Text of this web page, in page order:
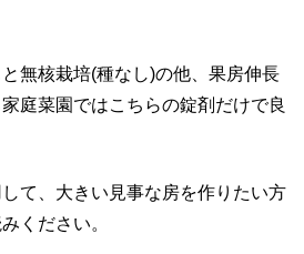
無核栽培(種なし)の他、果房伸長
庭菜園ではこちらの錠剤だけで良
して、大きい見事な房を作りたい方
ください。